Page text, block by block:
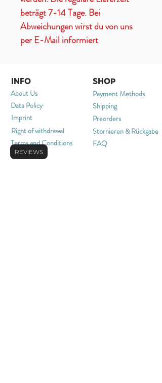
beträgt 7-14 Tage. Bei
Abweichungen wirst du von uns
per E-Mail informiert
INFO
About Us
Imprint
Data Policy
Right of withdrawal
Terms and Conditions
SHOP
Payment Methods
Shipping
Preorders
Stornieren & Rückgabe
FAQ
REVIEWS